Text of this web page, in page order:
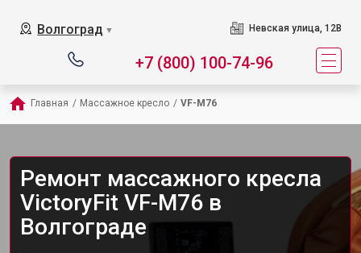
Волгоград ▼ Невская улица, 12В
+7 (800) 100-74-96
Главная / Массажное кресло / VF-M76
Ремонт массажного кресла
VictoryFit VF-M76 в
Волгограде